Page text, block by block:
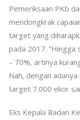
Pemeriksaan PKb
mendongkrak
target yang
pada 2017. “Hingga
– 70%, artinya
Nah, dengan
target 7.000 ekor
Eks Kepala Badan